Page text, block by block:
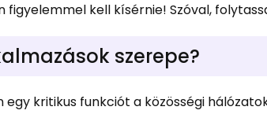
kell kísérnie! Szóval,
szerepe?
egy kritikus funkciót a közösségi